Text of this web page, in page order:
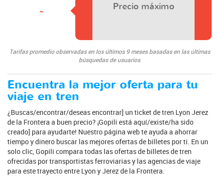
- Precio máximo
Tarifas promedio observadas en los últimos 9 meses basadas en las últimas
búsquedas de usuarios
Encuentra la mejor oferta para tu
viaje en tren
¿Buscas/encontrar/deseas encontrar] un ticket de tren Lyon Jerez
de la Frontera a buen precio? ¡Gopili está aquí/existe/ha sido
creado] para ayudarte! Nuestro página web te ayuda a ahorrar
tiempo y dinero buscar las mejores ofertas de billetes por ti. En un
solo clic, Gopili compara todas las ofertas de billetes de tren
ofrecidas por transportistas ferroviarias y las agencias de viaje
para este trayecto entre Lyon y Jerez de la Frontera.